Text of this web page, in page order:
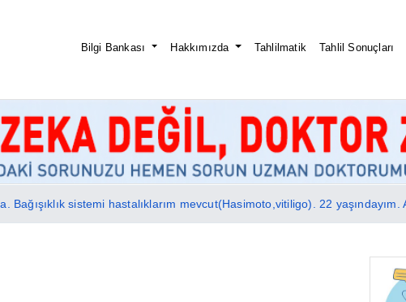
Bilgi Bankası Hakkımızda Tahlilmatik Tahlil Sonuçları
Bağışıklık sistemi hastalıklarım mevcut(Hasimoto,vitiligo). 22 yaşındayım.